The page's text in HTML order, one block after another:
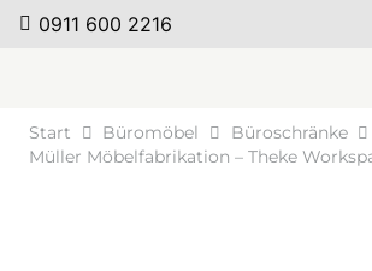
0911 600 2216
Start Büromöbel
Büroschränke
Müller Möbelfabrikation – Theke